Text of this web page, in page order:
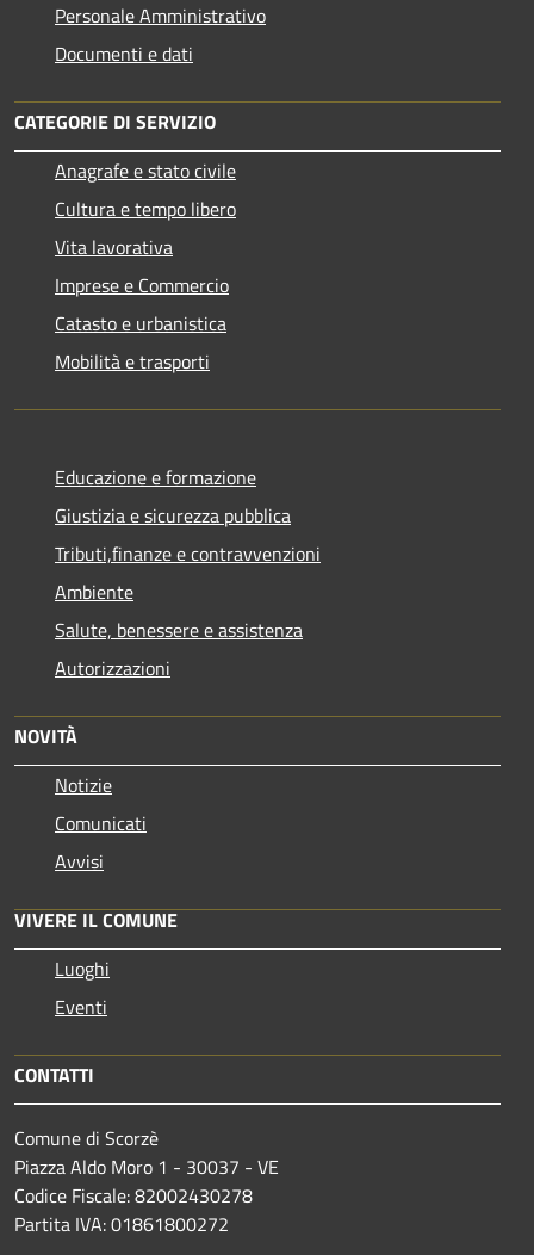
Personale Amministrativo
Documenti e dati
CATEGORIE DI SERVIZIO
Anagrafe e stato civile
Cultura e tempo libero
Vita lavorativa
Imprese e Commercio
Catasto e urbanistica
Mobilità e trasporti
Educazione e formazione
Giustizia e sicurezza pubblica
Tributi,finanze e contravvenzioni
Ambiente
Salute, benessere e assistenza
Autorizzazioni
NOVITÀ
Notizie
Comunicati
Avvisi
VIVERE IL COMUNE
Luoghi
Eventi
CONTATTI
Comune di Scorzè
Piazza Aldo Moro 1 - 30037 - VE
Codice Fiscale: 82002430278
Partita IVA: 01861800272